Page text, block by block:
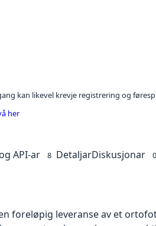
kan likevel krevje registrering og
her
API-ar 8 DetaljarDiskusjonar 0
foreløpig leveranse av et